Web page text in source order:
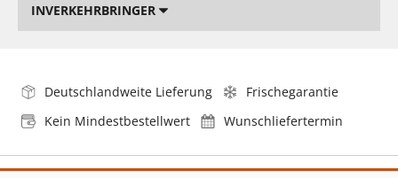
INVERKEHRBRINGER
Deutschlandweite Lieferung
Frischegarantie
Kein Mindestbestellwert
Wunschliefertermin